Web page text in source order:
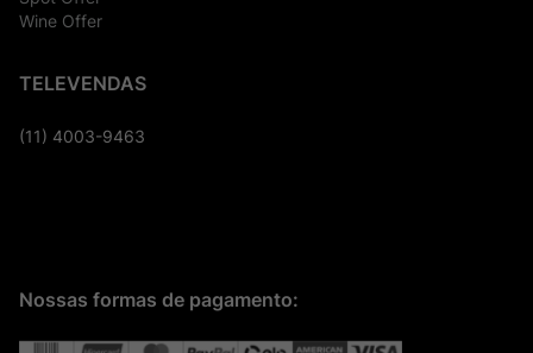
Wine Offer
TELEVENDAS
(11) 4003-9463
Nossas formas de pagamento: